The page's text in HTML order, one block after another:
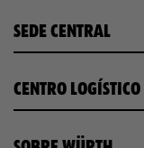
SEDE CENTRAL
CENTRO